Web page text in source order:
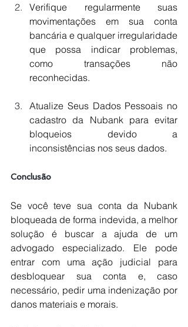
Verifique regularmente suas
movimentações em sua conta
bancária e qualquer irregularidade
que possa indicar problemas,
como transações não
reconhecidas.
Atualize Seus Dados Pessoais no
cadastro da Nubank para evitar
bloqueios devido a
inconsistências nos seus dados.
Conclusão
Se você teve sua conta da Nubank
bloqueada de forma indevida, a melhor
solução é buscar a ajuda de um
advogado especializado. Ele pode
entrar com uma ação judicial para
desbloquear sua conta e, caso
necessário, pedir uma indenização por
danos materiais e morais.